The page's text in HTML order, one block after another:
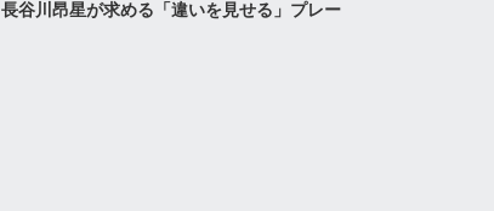
長谷川昂星が求める「違いを見せる」プレー